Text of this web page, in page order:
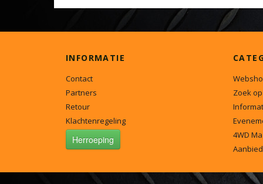
INFORMATIE
Contact
Partners
Retour
Klachtenregeling
Herroeping
Zoek
4WD